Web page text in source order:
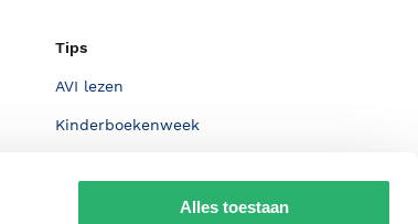
Alles toestaan
Tips
AVI lezen
Kinderboekenweek
De Nationale Voorleesdagen